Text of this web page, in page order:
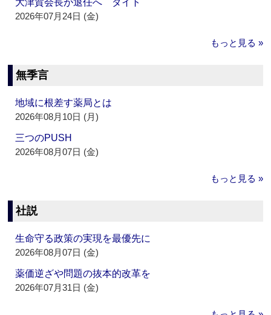
大津賀会長が退任へ ダイト
2026年07月24日 (金)
もっと見る »
無季言
地域に根差す薬局とは
2026年08月10日 (月)
三つのPUSH
2026年08月07日 (金)
もっと見る »
社説
生命守る政策の実現を最優先に
2026年08月07日 (金)
薬価逆ざや問題の抜本的改革を
2026年07月31日 (金)